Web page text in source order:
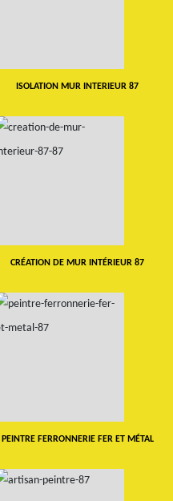
ISOLATION MUR INTERIEUR 87
CRÉATION DE MUR INTÉRIEUR 87
PEINTRE FERRONNERIE FER ET MÉTAL